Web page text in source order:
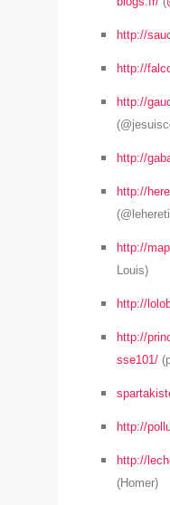
http://
http://
http://
http://
http://
http://
Louis)
http://
http://
sse101/
http://
http://
(Homer)